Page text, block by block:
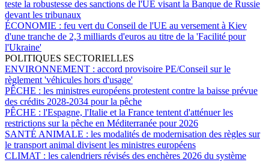
teste la robustesse des sanctions de l'UE visant la Banque de Russie
devant les tribunaux
ÉCONOMIE : feu vert du Conseil de l'UE au versement à Kiev
d'une tranche de 2,3 milliards d'euros au titre de la 'Facilité pour
l'Ukraine'
POLITIQUES SECTORIELLES
ENVIRONNEMENT : accord provisoire PE/Conseil sur le
règlement 'véhicules hors d'usage'
PÊCHE : les ministres européens protestent contre la baisse prévue
des crédits 2028-2034 pour la pêche
PÊCHE : l'Espagne, l'Italie et la France tentent d'atténuer les
restrictions sur la pêche en Méditerranée pour 2026
SANTÉ ANIMALE : les modalités de modernisation des règles sur
le transport animal divisent les ministres européens
CLIMAT : les calendriers révisés des enchères 2026 du système